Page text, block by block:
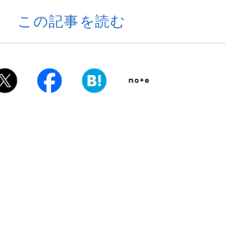
この記事を読む